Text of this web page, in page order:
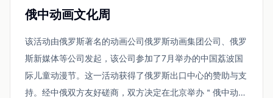
俄中动画文化周
该活动由俄罗斯著名的动画公司俄罗斯动画集团公司、俄罗
斯新媒体等公司发起，该公司参加了7月举办的中国荔波国
际儿童动漫节。这一活动获得了俄罗斯出口中心的赞助与支
持。经中俄双方友好磋商，双方决定在北京举办＂俄中动画